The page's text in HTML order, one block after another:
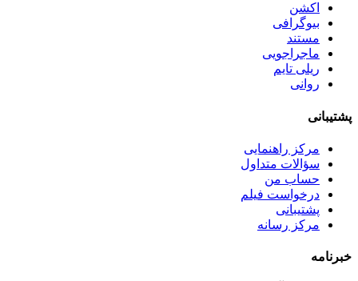
اکشن
بیوگرافی
مستند
ماجراجویی
ریلی تایم
روانی
پشتیبانی
مرکز راهنمایی
سؤالات متداول
حساب من
درخواست فیلم
پشتیبانی
مرکز رسانه
خبرنامه